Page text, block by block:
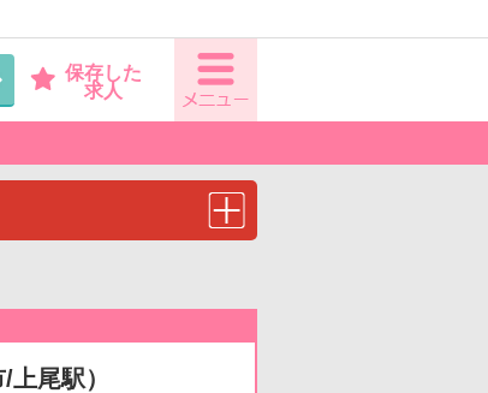
保存した
求人
尾駅）